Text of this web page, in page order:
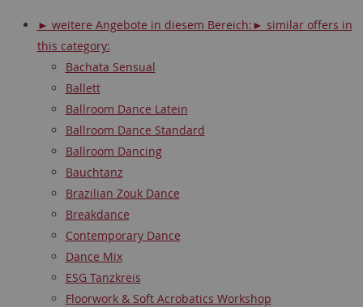
► weitere Angebote in diesem Bereich:► similar offers in
this category:
Bachata Sensual
Ballett
Ballroom Dance Latein
Ballroom Dance Standard
Ballroom Dancing
Bauchtanz
Brazilian Zouk Dance
Breakdance
Contemporary Dance
Dance Mix
ESG Tanzkreis
Floorwork & Soft Acrobatics Workshop